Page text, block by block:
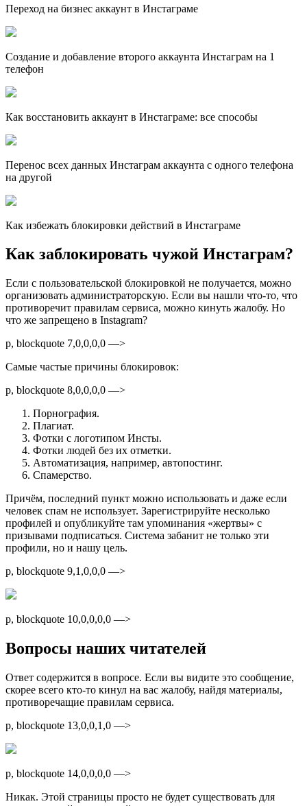
Переход на бизнес аккаунт в Инстаграме
Создание и добавление второго аккаунта Инстаграм на 1
телефон
Как восстановить аккаунт в Инстаграме: все способы
Перенос всех данных Инстаграм аккаунта с одного телефона
на другой
Как избежать блокировки действий в Инстаграме
Как заблокировать чужой Инстаграм?
Если с пользовательской блокировкой не получается, можно
организовать администраторскую. Если вы нашли что-то, что
противоречит правилам сервиса, можно кинуть жалобу. Но
что же запрещено в Instagram?
p, blockquote 7,0,0,0,0 —>
Самые частые причины блокировок:
p, blockquote 8,0,0,0,0 —>
Порнография.
Плагиат.
Фотки с логотипом Инсты.
Фотки людей без их отметки.
Автоматизация, например, автопостинг.
Спамерство.
Причём, последний пункт можно использовать и даже если
человек спам не использует. Зарегистрируйте несколько
профилей и опубликуйте там упоминания «жертвы» с
призывами подписаться. Система забанит не только эти
профили, но и нашу цель.
p, blockquote 9,1,0,0,0 —>
p, blockquote 10,0,0,0,0 —>
Вопросы наших читателей
Ответ содержится в вопросе. Если вы видите это сообщение,
скорее всего кто-то кинул на вас жалобу, найдя материалы,
противоречащие правилам сервиса.
p, blockquote 13,0,0,1,0 —>
p, blockquote 14,0,0,0,0 —>
Никак. Этой страницы просто не будет существовать для